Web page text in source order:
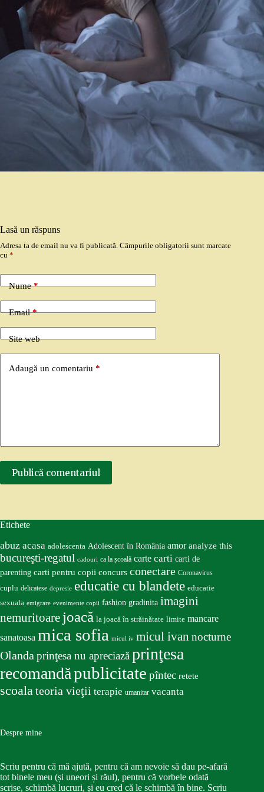
Lasă un răspuns
Adresa ta de email nu va fi publicată. Câmpurile obligatorii sunt marcate
cu *
Nume*
Email*
Site web
Adaugă un comentariu *
Publică comentariul
Etichete
abuz acasa adolescenta Adolescent în România amor analyze this
bucureşti-regatul cadouri ca la școală carte carti carti de
parenting carti pentru copii concurs conectare Coronavirus
cuplu delicatese depresie educatie cu blandete educatie
sexuala emigrare evenimente copii fashion gradinita imagini
nemuritoare joacă la joacă în străinătate limite mancare
sanatoasa mica sofia micul iv micul ivan nocturne
Olandaprinţesa nu apreciazăprinţesa
recomandăpublicitate pîntec retete
scoalateoria vieţii terapie umanitar vacanta
Despre mine
Scriu pentru că mă ajută, pentru că am nevoie să dau pe-afară
tot binele meu (și uneori și răul), pentru că vorbele odată
scrise, schimbă lucruri, și eu cred că le schimbă în bine. Scriu